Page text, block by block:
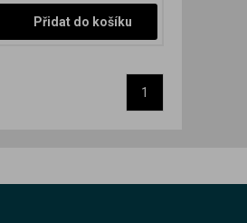
Přidat do košíku
1